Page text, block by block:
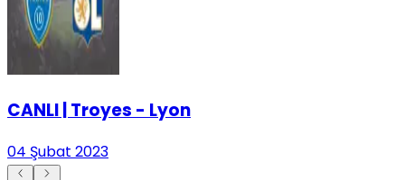
CANLI | Troyes - Lyon
04 Şubat 2023